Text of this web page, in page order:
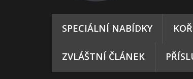
SPECIÁLNÍ NABÍDKY
ZVLÁŠTNÍ ČLÁNEK